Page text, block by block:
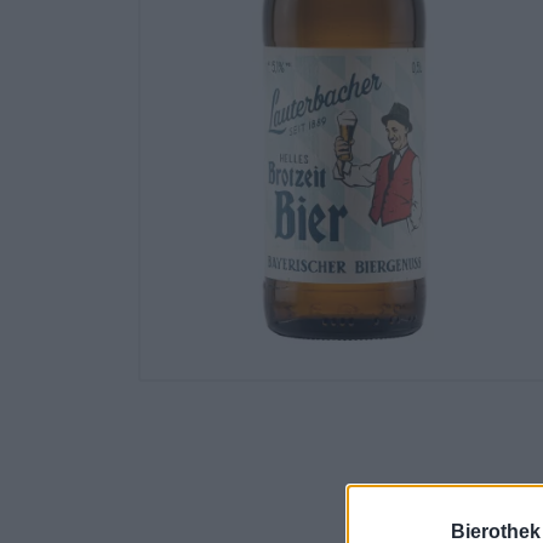
Bierothek